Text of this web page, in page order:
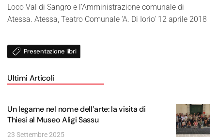
Loco Val di Sangro e l’Amministrazione comunale di
Atessa. Atessa, Teatro Comunale ‘A. Di Iorio’ 12 aprile 2018
Presentazione libri
Ultimi Articoli
Un legame nel nome dell’arte: la visita di
Thiesi al Museo Aligi Sassu
23 Settembre 2025